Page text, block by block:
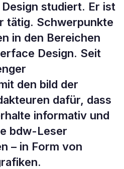
studiert. Er ist
tätig. Schwerpunkte
in den Bereichen
Design. Seit
den bild der
dafür, dass
informativ und
bdw-Leser
– in Form von